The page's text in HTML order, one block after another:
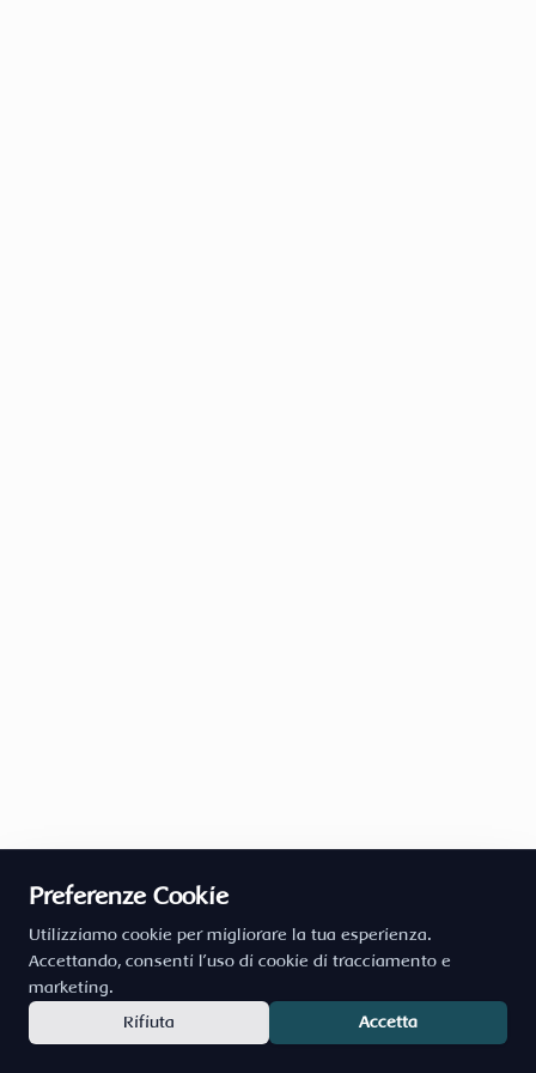
Preferenze Cookie
Utilizziamo cookie per migliorare la tua esperienza.
Accettando, consenti l'uso di cookie di tracciamento e
marketing.
Rifiuta
Accetta